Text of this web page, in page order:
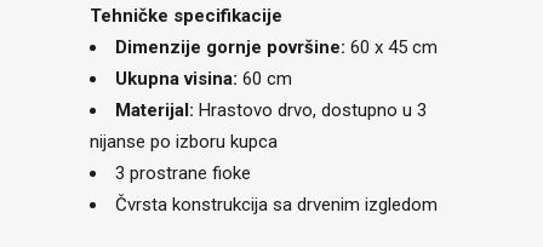
Tehničke specifikacije
Dimenzije gornje površine: 60 x 45 cm
Ukupna visina: 60 cm
Materijal: Hrastovo drvo, dostupno u 3
nijanse po izboru kupca
3 prostrane fioke
Čvrsta konstrukcija sa drvenim izgledom